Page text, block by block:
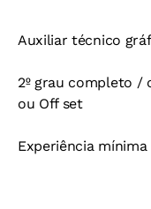
Auxiliar técnico
2º grau completo /
ou Off set
Experiência